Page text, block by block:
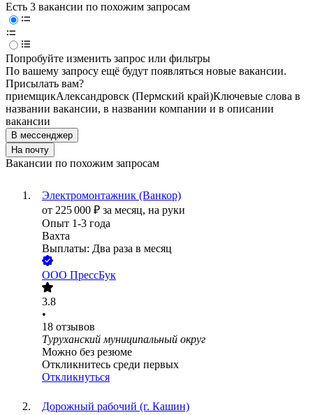
Есть 3 вакансии по похожим запросам
Попробуйте изменить запрос или фильтры
По вашему запросу ещё будут появляться новые вакансии.
Присылать вам?
приемщикАлександровск (Пермский край)Ключевые слова в
названии вакансии, в названии компании и в описании
вакансии
В мессенджер
На почту
Вакансии по похожим запросам
Электромонтажник (Ванкор)
от 225 000 ₽ за месяц, на руки
Опыт 1-3 года
Вахта
Выплаты: Два раза в месяц
ООО ПрессБук
3.8
•
18 отзывов
Туруханский муниципальный округ
Можно без резюме
Откликнитесь среди первых
Откликнуться
Дорожный рабочий (г. Кашин)